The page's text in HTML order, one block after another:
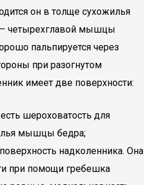
он в толще сухожилья
четырехглавой мышцы
пальпируется через
при разогнутом
имеет две поверхности:
шероховатость для
мышцы бедра;
надколенника. Она
при помощи гребешка